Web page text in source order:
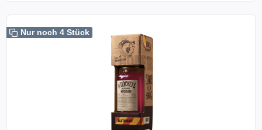
Nur noch 4 Stück